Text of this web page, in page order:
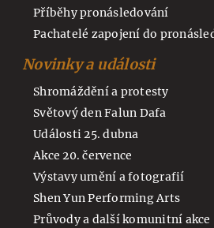
Příběhy pronásledování
Pachatelé zapojení do
Novinky a události
Shromáždění a protesty
Světový den Falun Dafa
Události 25. dubna
Akce 20. července
Výstavy umění a fotografií
Shen Yun Performing Arts
Průvody a další komunitní akce